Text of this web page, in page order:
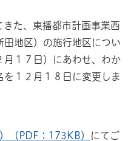
た、東播都市計画事業西
地区）の施行地区につい
月１７日）にあわせ、わか
を１２月１８日に変更しま
（PDF：173KB）
にてご